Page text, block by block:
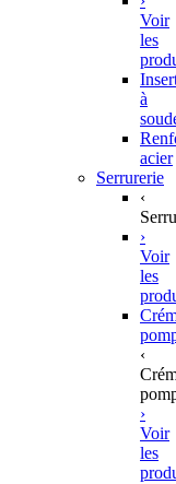
Voir
les
à
acier
Serrurerie
‹
›
Voir
les
‹
›
Voir
les